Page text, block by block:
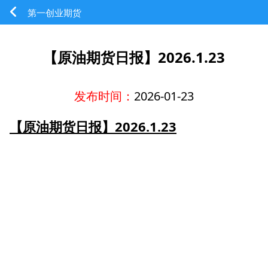
第一创业期货
【原油期货日报】2026.1.23
发布时间： 2026-01-23
【原油期货日报】2026.1.23